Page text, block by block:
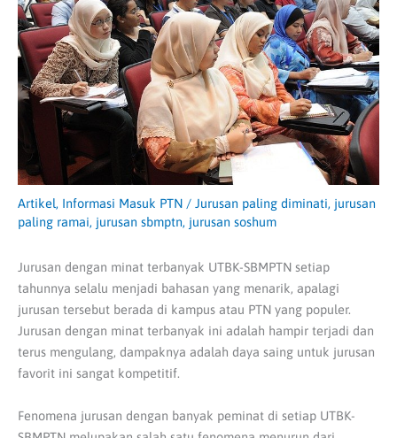
Artikel, Informasi Masuk PTN / Jurusan paling diminati, jurusan
paling ramai, jurusan sbmptn, jurusan soshum
Jurusan dengan minat terbanyak UTBK-SBMPTN setiap
tahunnya selalu menjadi bahasan yang menarik, apalagi
jurusan tersebut berada di kampus atau PTN yang populer.
Jurusan dengan minat terbanyak ini adalah hampir terjadi dan
terus mengulang, dampaknya adalah daya saing untuk jurusan
favorit ini sangat kompetitif.
Fenomena jurusan dengan banyak peminat di setiap UTBK-